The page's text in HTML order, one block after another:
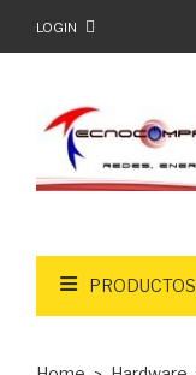
LOGIN
PRODUCTOS